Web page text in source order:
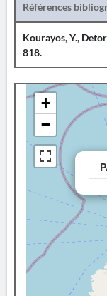
Références
Kourayos, Y.,
818.
+
−